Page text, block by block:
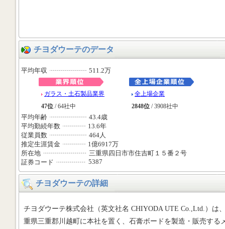
チヨダウーテのデータ
平均年収 511.2万
ガラス・土石製品業界
47位 / 64社中
全上場企業
2848位 / 3908社中
平均年齢
43.4歳
平均勤続年数
13.6年
従業員数
464人
推定生涯賃金
1億6917万
所在地
三重県四日市市住吉町１５番２号
証券コード
5387
チヨダウーテの詳細
チヨダウーテ株式会社（英文社名 CHIYODA UTE Co.,Ltd.）は
重県三重郡川越町に本社を置く、石膏ボードを製造・販売する